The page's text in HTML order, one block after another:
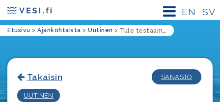
SV
EN
Etusivu > Ajankohtaista > Uutinen > Tule testaamaan vesi.fi-verkkopalvelua!
Takaisin
UUTINEN
SANASTO